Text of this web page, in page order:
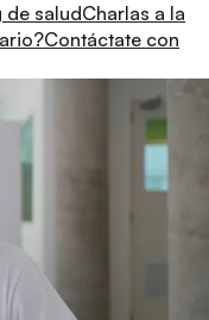
de saludCharlas a la
Contáctate con